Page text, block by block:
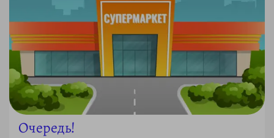
Очередь!